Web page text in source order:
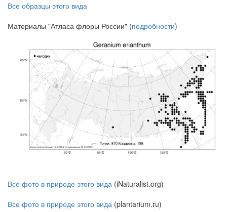
Все образцы этого вида
Материалы "Атласа флоры России" (подробности)
Все фото в природе этого вида (iNaturalist.org)
Все фото в природе этого вида (plantarium.ru)